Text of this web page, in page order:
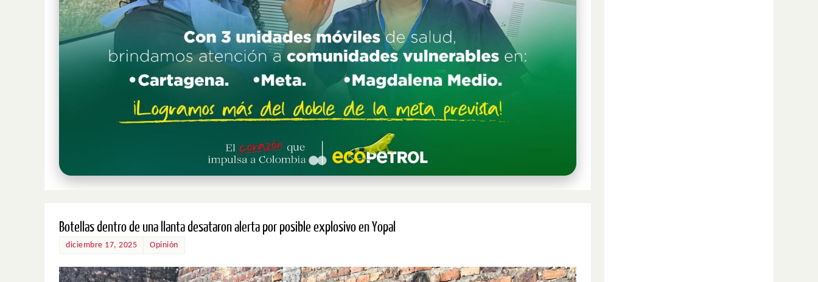
Botellas dentro de una llanta desataron alerta por posible explosivo en Yopal
diciembre 17, 2025 Opinión